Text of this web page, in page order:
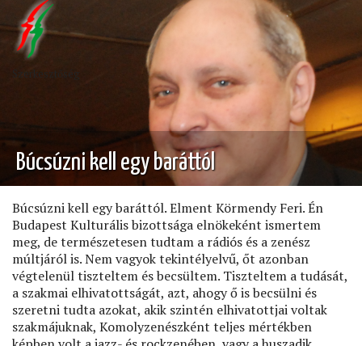
Búcsúzni kell egy baráttól
Szerkesztőség
Búcsúzni kell egy baráttól. Elment Körmendy Feri. Én
Budapest Kulturális bizottsága elnökeként ismertem
meg, de természetesen tudtam a rádiós és a zenész
múltjáról is. Nem vagyok tekintélyelvű, őt azonban
végtelenül tiszteltem és becsültem. Tiszteltem a tudását,
a szakmai elhivatottságát, azt, ahogy ő is becsülni és
szeretni tudta azokat, akik szintén elhivatottjai voltak
szakmájuknak, Komolyzenészként teljes mértékben